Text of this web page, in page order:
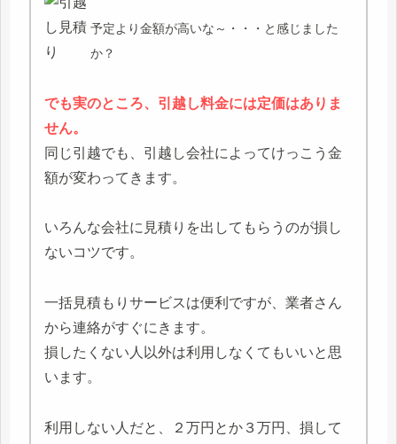
予定より金額が高いな～・・・と感じました
か？
でも実のところ、引越し料金には定価はありま
せん。
同じ引越でも、引越し会社によってけっこう金
額が変わってきます。
いろんな会社に見積りを出してもらうのが損し
ないコツです。
一括見積もりサービスは便利ですが、業者さん
から連絡がすぐにきます。
損したくない人以外は利用しなくてもいいと思
います。
利用しない人だと、２万円とか３万円、損して